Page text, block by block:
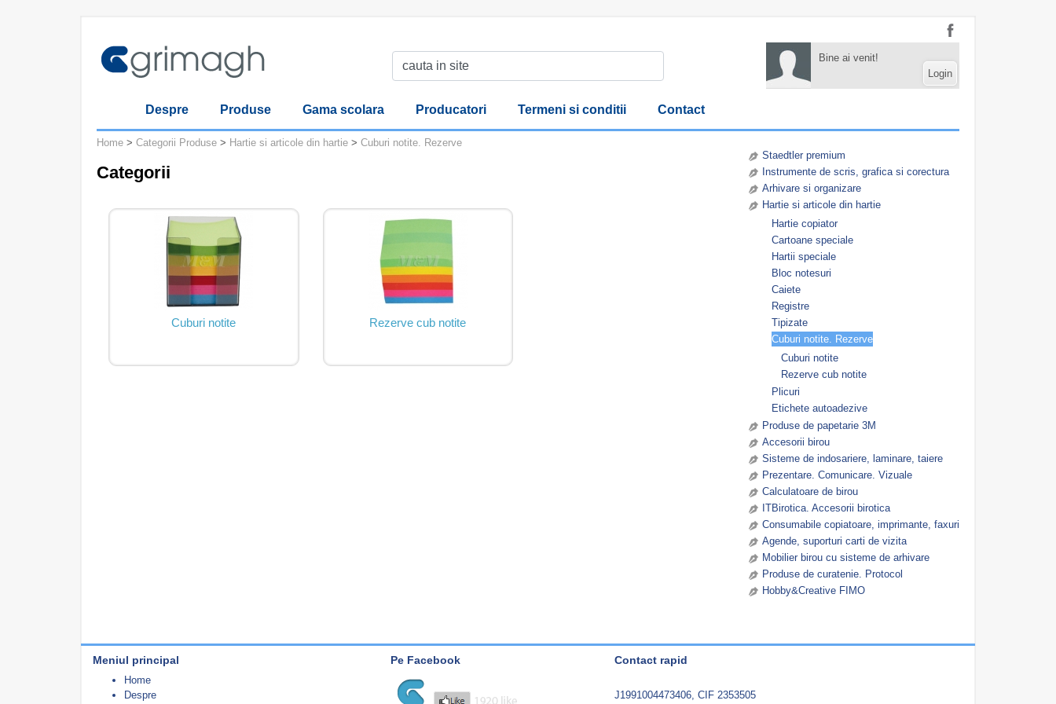
Bine ai venit!
Login
Despre Produse Gama scolara Producatori Termeni si conditii Contact
Staedtler premium
Instrumente de scris, grafica si corectura
Arhivare si organizare
Hartie si articole din hartie
Hartie copiator
Cartoane speciale
Hartii speciale
Bloc notesuri
Caiete
Registre
Tipizate
Cuburi notite. Rezerve
Cuburi notite
Rezerve cub notite
Plicuri
Etichete autoadezive
Produse de papetarie 3M
Accesorii birou
Sisteme de indosariere, laminare, taiere
Prezentare. Comunicare. Vizuale
Calculatoare de birou
ITBirotica. Accesorii birotica
Consumabile copiatoare, imprimante, faxuri
Agende, suporturi carti de vizita
Mobilier birou cu sisteme de arhivare
Produse de curatenie. Protocol
Hobby&Creative FIMO
Home > Categorii Produse > Hartie si articole din hartie > Cuburi notite. Rezerve
Categorii
Cuburi notite Rezerve cub notite
Meniul principal
Home
Despre
Pe Facebook Contact rapid
J1991004473406, CIF 2353505